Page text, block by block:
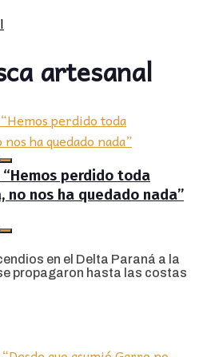
artesanal
perdido toda
no nos ha quedado nada”
en el Delta Paraná a la
propagaron hasta las costas